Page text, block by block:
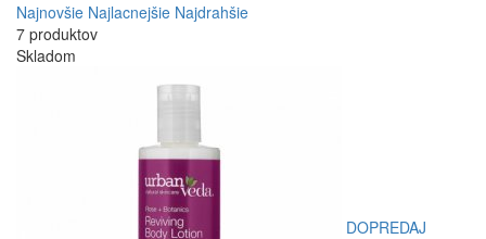
Najnovšie Najlacnejšie Najdrahšie
7 produktov
Skladom
DOPREDAJ